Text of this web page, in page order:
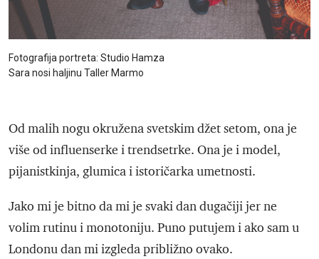
Fotografija portreta: Studio Hamza
Sara nosi haljinu Taller Marmo
Od malih nogu okružena svetskim džet setom, ona je
više od influenserke i trendsetrke. Ona je i model,
pijanistkinja, glumica i istoričarka umetnosti.
Jako mi je bitno da mi je svaki dan dugačiji jer ne
volim rutinu i monotoniju. Puno putujem i ako sam u
Londonu dan mi izgleda približno ovako.